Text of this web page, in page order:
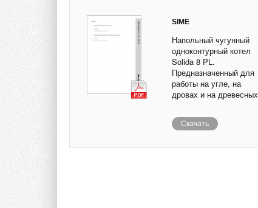
SIME
Напольный чугунный
одноконтурный котел
Solida 8 PL.
Предназначенный для
работы на угле, на
дровах и на
Скачать